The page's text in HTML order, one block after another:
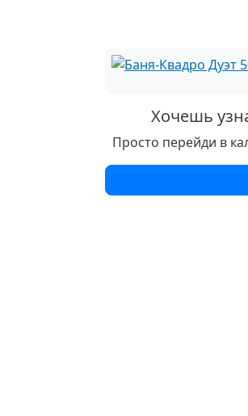
Хочешь
Просто перейди в